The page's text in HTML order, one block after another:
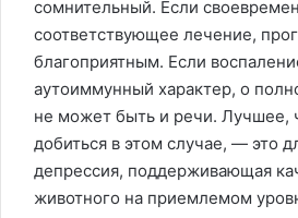
сомнительный. Если
соответствующее лечение,
благоприятным. Если
аутоиммунный характер, о
не может быть и речи. Лучшее,
добиться в этом случае, — это
депрессия, поддерживающая
животного на приемлемом